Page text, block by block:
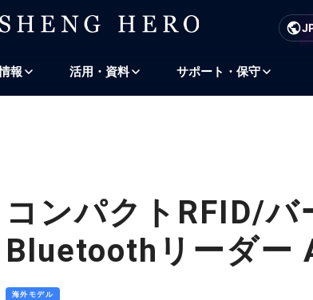
ーションにスキップ 検索にスキップ
報 活用・資料 サポート・保守
コンパクトRFID/バ
Bluetoothリーダー
海外モデル